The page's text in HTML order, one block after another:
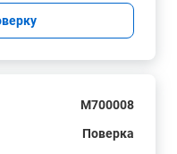
M700008
Поверка